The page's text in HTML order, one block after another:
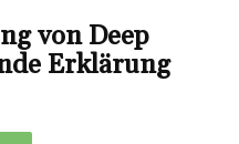
von Deep
Erklärung